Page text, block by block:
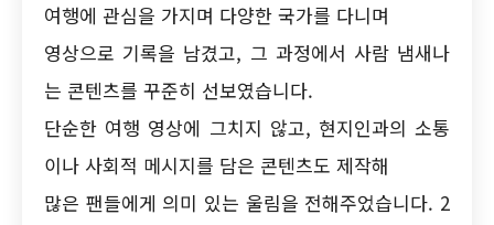
여행에 관심을 가지며 다양한 국가를 다니며
영상으로 기록을 남겼고, 그 과정에서 사람 냄새나
는 콘텐츠를 꾸준히 선보였습니다.
단순한 여행 영상에 그치지 않고, 현지인과의 소통
이나 사회적 메시지를 담은 콘텐츠도 제작해
많은 팬들에게 의미 있는 울림을 전해주었습니다. 2